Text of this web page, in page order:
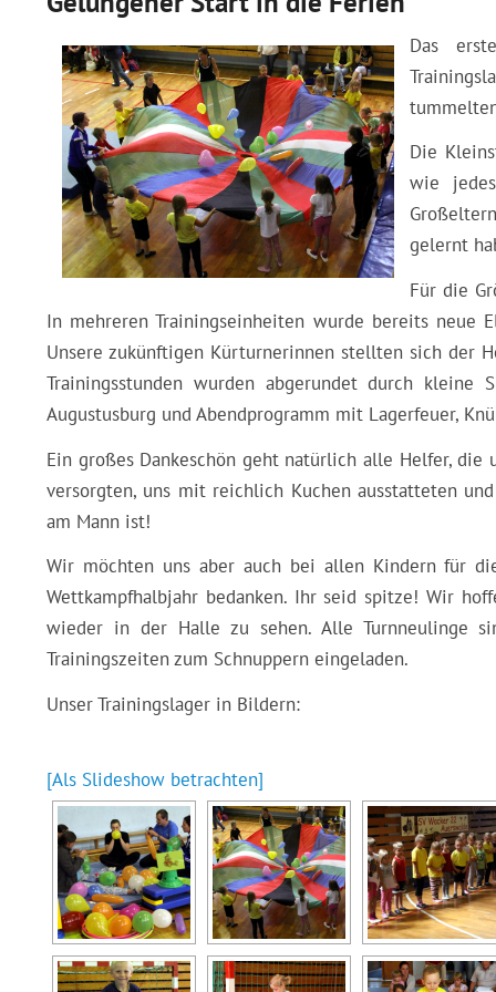
Das
Die
wie
gelernt
Für die
In mehreren Trainingseinheiten wurde bereits neue
Unsere zukünftigen Kürturnerinnen stellten sich der
Trainingsstunden wurden abgerundet durch
Augustusburg und Abendprogramm mit Lagerfeuer,
Ein großes Dankeschön geht natürlich alle Helfer,
versorgten, uns mit reichlich Kuchen ausstatteten
am Mann ist!
Wir möchten uns aber auch bei allen Kindern für
Wettkampfhalbjahr bedanken. Ihr seid spitze! Wir
wieder in der Halle zu sehen. Alle Turnneulinge
Trainingszeiten zum Schnuppern eingeladen.
Unser Trainingslager in Bildern:
[Als Slideshow betrachten]